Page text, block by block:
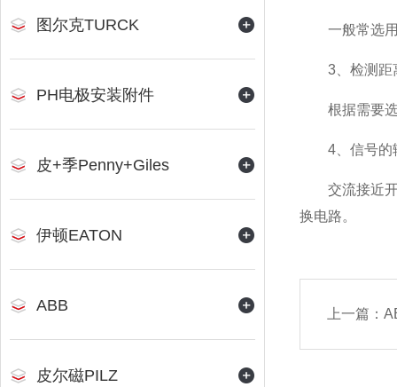
图尔克TURCK
PH电极安装附件
皮+季Penny+Giles
伊顿EATON
ABB
皮尔磁PILZ
一般常选用
3、检测距
根据需要选
4、信号的
交流接近开
换电路。
上一篇：